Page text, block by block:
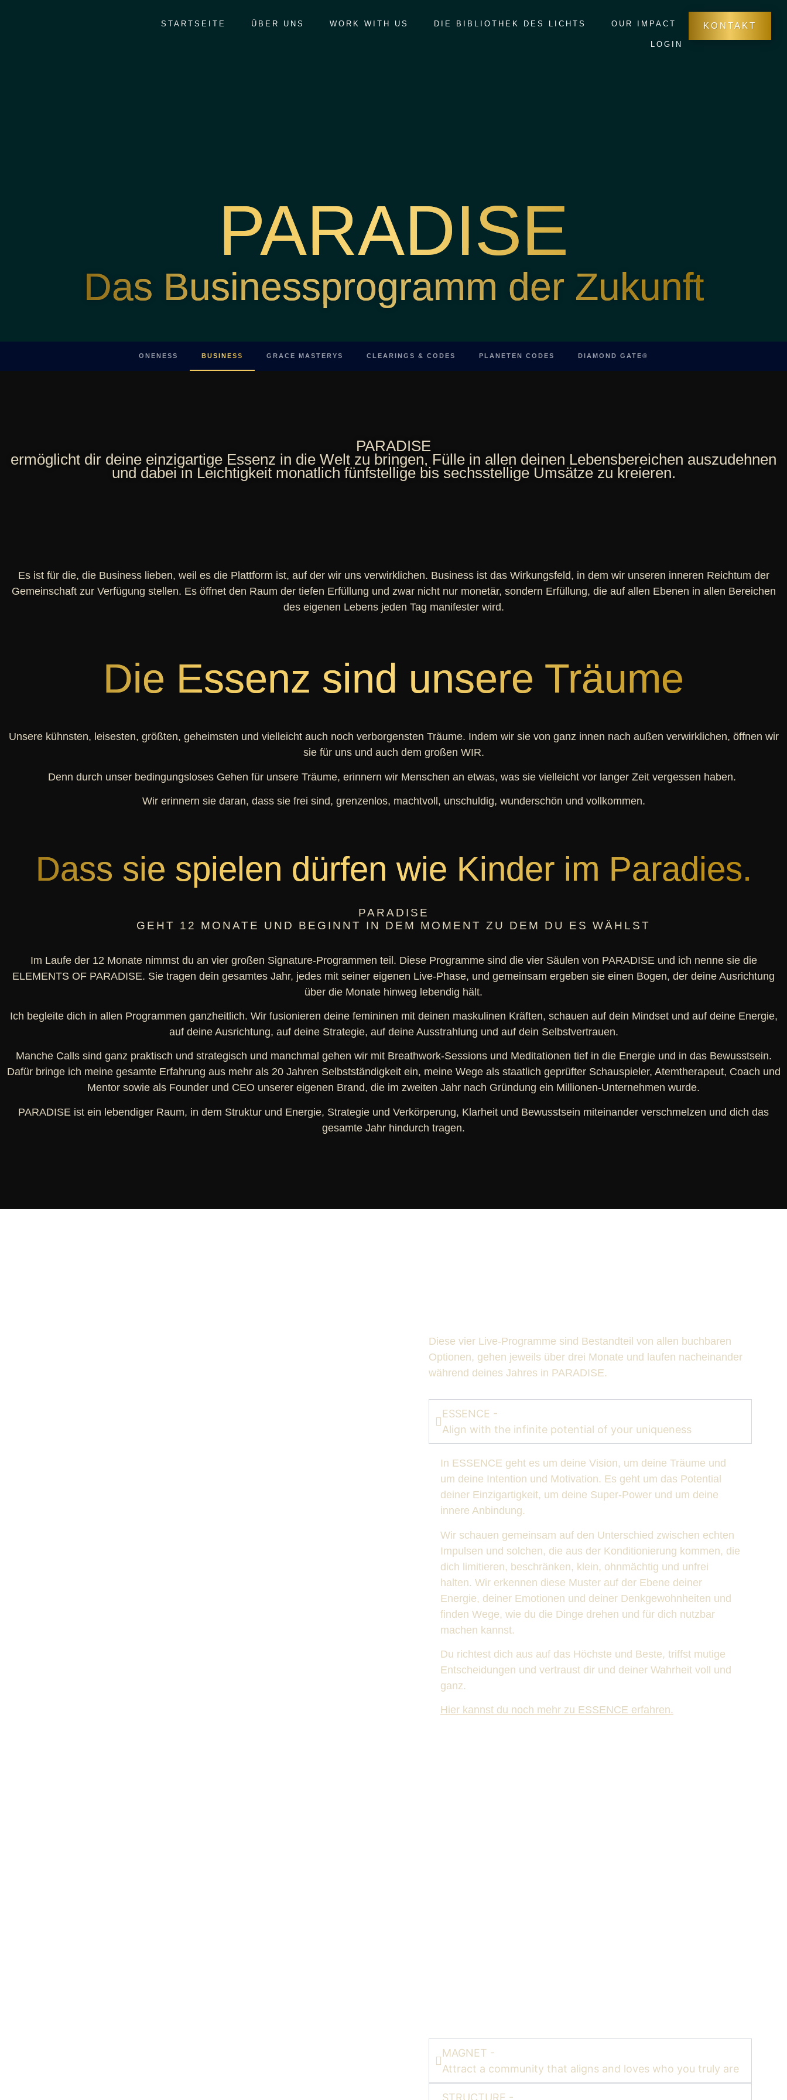
STARTSEITE ÜBER UNS WORK WITH US DIE BIBLIOTHEK DES LICHTS OUR IMPACT
LOGIN
KONTAKT
PARADISE
Das Businessprogramm der Zukunft
ONENESS BUSINESS GRACE MASTERYS CLEARINGS & CODES PLANETEN CODES DIAMOND GATE®
PARADISE
ermöglicht dir deine einzigartige Essenz in die Welt zu bringen, Fülle in allen deinen Lebensbereichen auszudehnen
und dabei in Leichtigkeit monatlich fünfstellige bis sechsstellige Umsätze zu kreieren.
Es ist für die, die Business lieben, weil es die Plattform ist, auf der wir uns verwirklichen. Business ist das Wirkungsfeld, in dem wir unseren inneren Reichtum der
Gemeinschaft zur Verfügung stellen. Es öffnet den Raum der tiefen Erfüllung und zwar nicht nur monetär, sondern Erfüllung, die auf allen Ebenen in allen Bereichen
des eigenen Lebens jeden Tag manifester wird.
Die Essenz sind unsere Träume
Unsere kühnsten, leisesten, größten, geheimsten und vielleicht auch noch verborgensten Träume. Indem wir sie von ganz innen nach außen verwirklichen, öffnen wir
sie für uns und auch dem großen WIR.
Denn durch unser bedingungsloses Gehen für unsere Träume, erinnern wir Menschen an etwas, was sie vielleicht vor langer Zeit vergessen haben.
Wir erinnern sie daran, dass sie frei sind, grenzenlos, machtvoll, unschuldig, wunderschön und vollkommen.
Dass sie spielen dürfen wie Kinder im Paradies.
PARADISE
GEHT 12 MONATE UND BEGINNT IN DEM MOMENT ZU DEM DU ES WÄHLST
Im Laufe der 12 Monate nimmst du an vier großen Signature-Programmen teil. Diese Programme sind die vier Säulen von PARADISE und ich nenne sie die
ELEMENTS OF PARADISE. Sie tragen dein gesamtes Jahr, jedes mit seiner eigenen Live-Phase, und gemeinsam ergeben sie einen Bogen, der deine Ausrichtung
über die Monate hinweg lebendig hält.
Ich begleite dich in allen Programmen ganzheitlich. Wir fusionieren deine femininen mit deinen maskulinen Kräften, schauen auf dein Mindset und auf deine Energie,
auf deine Ausrichtung, auf deine Strategie, auf deine Ausstrahlung und auf dein Selbstvertrauen.
Manche Calls sind ganz praktisch und strategisch und manchmal gehen wir mit Breathwork-Sessions und Meditationen tief in die Energie und in das Bewusstsein.
Dafür bringe ich meine gesamte Erfahrung aus mehr als 20 Jahren Selbstständigkeit ein, meine Wege als staatlich geprüfter Schauspieler, Atemtherapeut, Coach und
Mentor sowie als Founder und CEO unserer eigenen Brand, die im zweiten Jahr nach Gründung ein Millionen-Unternehmen wurde.
PARADISE ist ein lebendiger Raum, in dem Struktur und Energie, Strategie und Verkörperung, Klarheit und Bewusstsein miteinander verschmelzen und dich das
gesamte Jahr hindurch tragen.
Diese vier Live-Programme sind Bestandteil von allen buchbaren
Optionen, gehen jeweils über drei Monate und laufen nacheinander
während deines Jahres in PARADISE.
ESSENCE -
Align with the infinite potential of your uniqueness
In ESSENCE geht es um deine Vision, um deine Träume und
um deine Intention und Motivation. Es geht um das Potential
deiner Einzigartigkeit, um deine Super-Power und um deine
innere Anbindung.
Wir schauen gemeinsam auf den Unterschied zwischen echten
Impulsen und solchen, die aus der Konditionierung kommen, die
dich limitieren, beschränken, klein, ohnmächtig und unfrei
halten. Wir erkennen diese Muster auf der Ebene deiner
Energie, deiner Emotionen und deiner Denkgewohnheiten und
finden Wege, wie du die Dinge drehen und für dich nutzbar
machen kannst.
Du richtest dich aus auf das Höchste und Beste, triffst mutige
Entscheidungen und vertraust dir und deiner Wahrheit voll und
ganz.
Hier kannst du noch mehr zu ESSENCE erfahren.
MAGNET -
Attract a community that aligns and loves who you truly are
STRUCTURE -